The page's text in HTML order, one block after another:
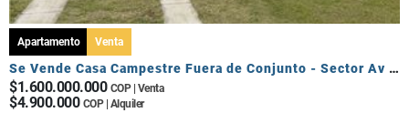
Apartamento Venta
Se Vende Casa Campestre Fuera de Conjunto - Sector Av Centenario
$1.600.000.000 COP | Venta
$4.900.000 COP | Alquiler